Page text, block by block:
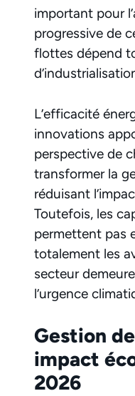
important pour
progressive de
flottes dépend
L’efficacité
innovations
perspective de
transformer la
réduisant
Toutefois, les
permettent pas
totalement les
secteur
l’urgence
Gestion
impact
2026